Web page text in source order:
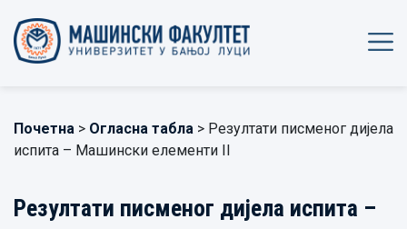
Почетна > Огласна табла > Резултати писменог дијела
испита – Машински елементи II
Резултати писменог дијела испита –